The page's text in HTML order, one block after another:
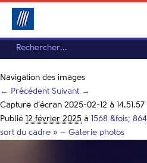
Navigation des images
← Précédent Suivant →
Capture d’écran 2025-02-12 à 14.51.57
Publié 12 février 2025 à 1568 &fois; 864
sort du cadre » – Galerie photos